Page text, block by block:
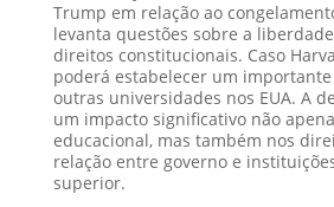
Trump em relação ao
levanta questões sobre a
direitos constitucionais. Caso
poderá estabelecer um
outras universidades nos EUA. A
um impacto significativo não
educacional, mas também nos
relação entre governo e
superior.